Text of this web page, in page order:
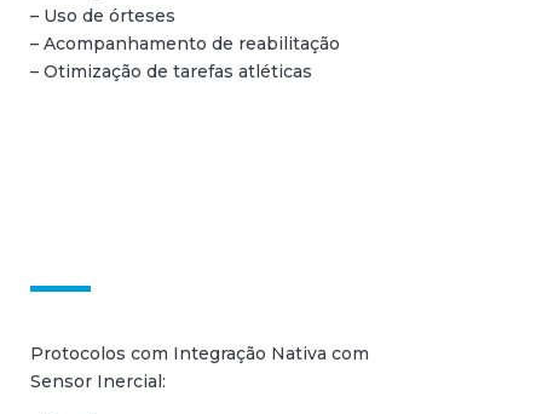
– Uso de órteses
– Acompanhamento de reabilitação
– Otimização de tarefas atléticas
Protocolos com Integração Nativa com
Sensor Inercial: